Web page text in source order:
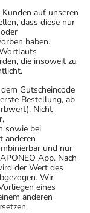
auf unseren
dass diese nur
haben.
die insoweit zu
Gutscheincode
Bestellung, ab
Nicht
sowie bei
anderen
und nur
App. Nach
der Wert des
Wir
eines
anderen